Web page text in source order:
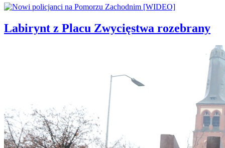
Labirynt z Placu Zwycięstwa rozebrany